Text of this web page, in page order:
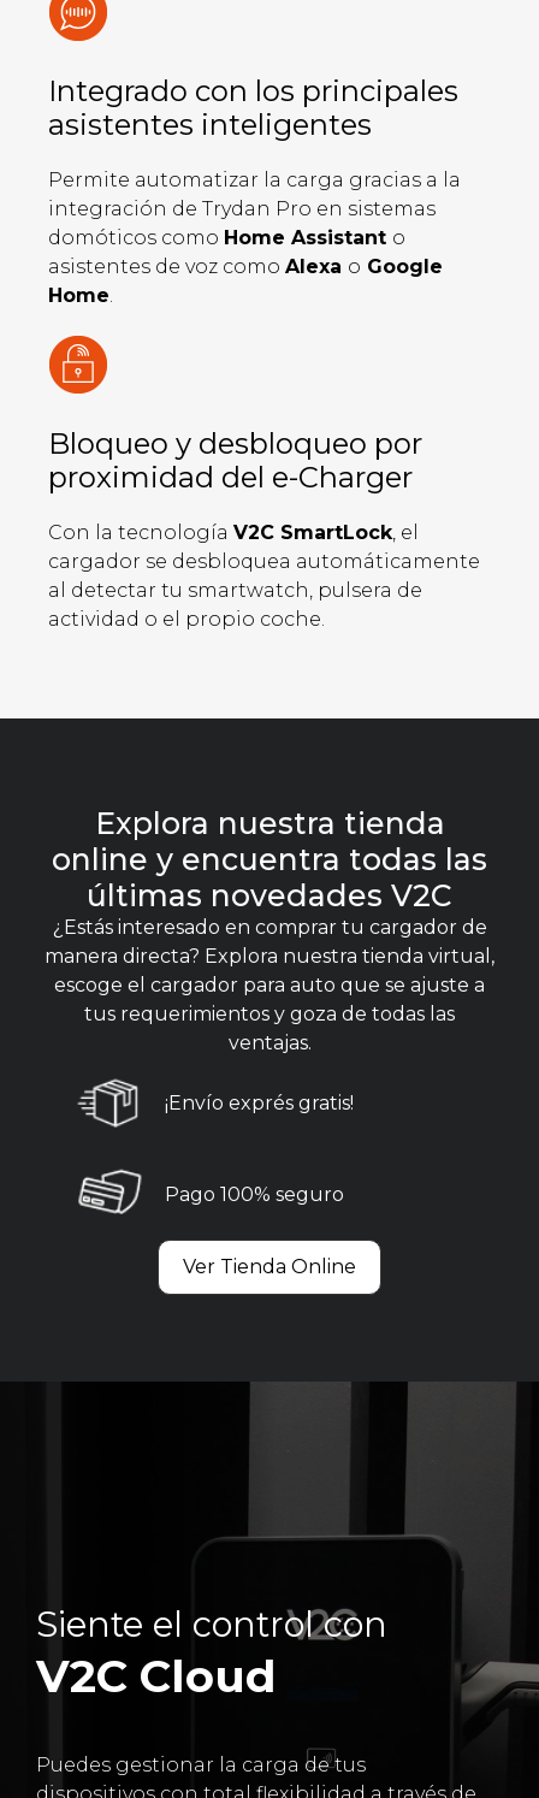
Integrado con los principales
asistentes inteligentes
Permite automatizar la carga gracias a la
integración de Trydan Pro en sistemas
domóticos como Home Assistant o
asistentes de voz como Alexa o Google
Home.
Bloqueo y desbloqueo por
proximidad del e-Charger
Con la tecnología V2C SmartLock, el
cargador se desbloquea automáticamente
al detectar tu smartwatch, pulsera de
actividad o el propio coche.
Explora nuestra tienda
online y encuentra todas las
últimas novedades V2C
¿Estás interesado en comprar tu cargador de
manera directa? Explora nuestra tienda virtual,
escoge el cargador para auto que se ajuste a
tus requerimientos y goza de todas las
ventajas.
¡Envío exprés gratis!
Pago 100% seguro
Ver Tienda Online
Siente el control con
V2C Cloud
Puedes gestionar la carga de tus